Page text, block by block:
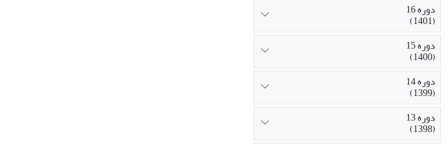
دوره 16
(1401)
دوره 15
(1400)
دوره 14
(1399)
دوره 13
(1398)